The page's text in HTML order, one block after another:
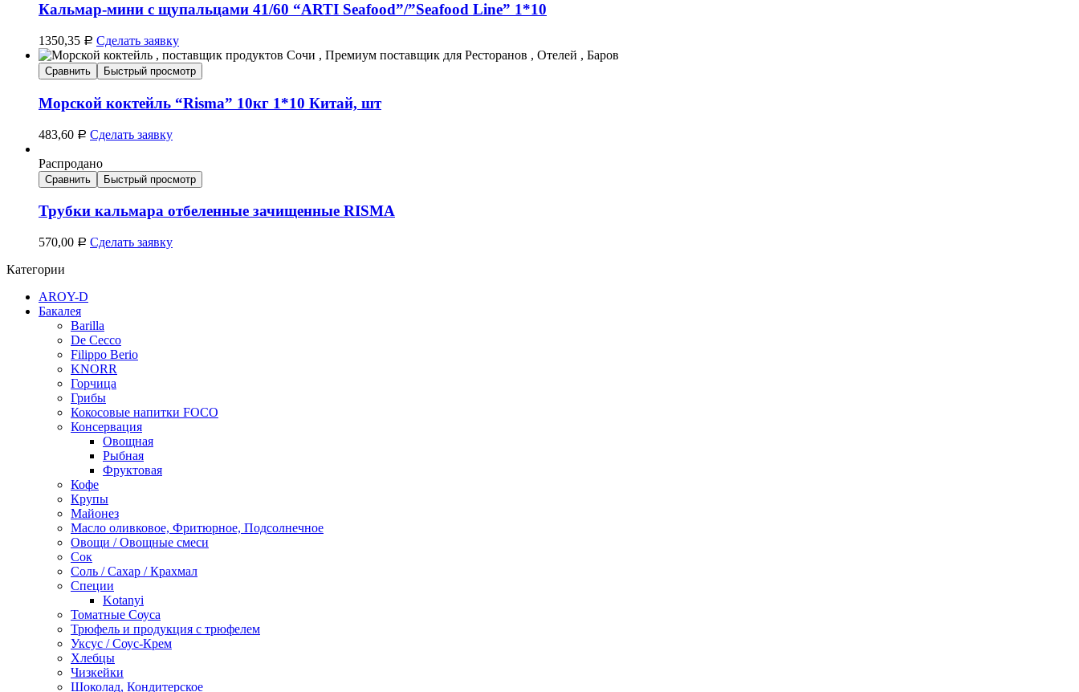
Кальмар-мини с щупальцами 41/60 “ARTI Seafood”/”Seafood Line” 1*10
1350,35 Р Сделать заявку
Сравнить Быстрый просмотр
Морской коктейль “Risma” 10кг 1*10 Китай, шт
483,60 Р Сделать заявку
Распродано
Сравнить Быстрый просмотр
Трубки кальмара отбеленные зачищенные RISMA
570,00 Р Сделать заявку
Категории
AROY-D
Бакалея
Barilla
De Cecco
Filippo Berio
KNORR
Горчица
Грибы
Кокосовые напитки FOCO
Консервация
Овощная
Рыбная
Фруктовая
Кофе
Крупы
Майонез
Масло оливковое, Фритюрное, Подсолнечное
Овощи / Овощные смеси
Сок
Соль / Сахар / Крахмал
Специи
Kotanyi
Томатные Соуса
Трюфель и продукция с трюфелем
Уксус / Соус-Крем
Хлебцы
Чизкейки
Шоколад, Кондитерское